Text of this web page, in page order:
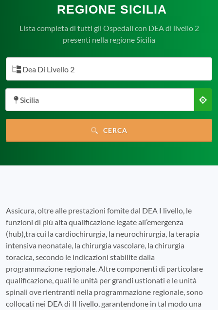
REGIONE SICILIA
Lista completa di tutti gli Ospedali con DEA di livello 2
presenti nella regione Sicilia
Dea Di Livello 2
Sicilia
CERCA
Assicura, oltre alle prestazioni fomite dal DEA I livello, le
funzioni di più alta qualificazione legate all’emergenza
(hub),tra cui la cardiochirurgia, la neurochirurgia, la terapia
intensiva neonatale, la chirurgia vascolare, la chirurgia
toracica, secondo le indicazioni stabilite dalla
programmazione regionale. Altre componenti di particolare
qualificazione, quali le unità per grandi ustionati e le unità
spinali ove rientranti nella programmazione regionale, sono
collocati nei DEA di II livello, garantendone in tal modo una